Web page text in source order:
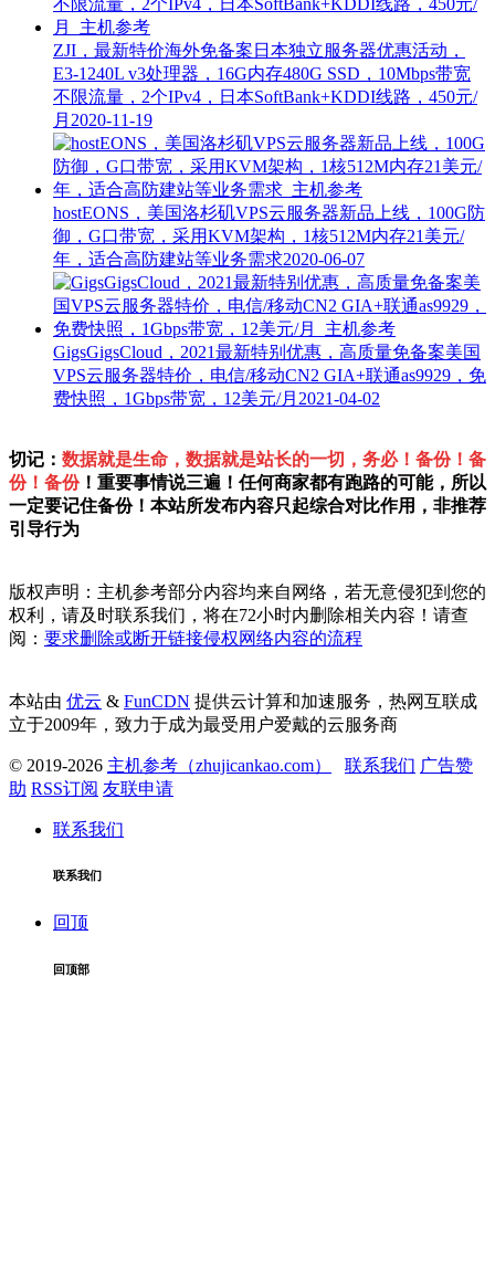
ZJI，最新特价海外免备案日本独立服务器优惠活动，
E3-1240L v3处理器，16G内存480G SSD，10Mbps带宽
不限流量，2个IPv4，日本SoftBank+KDDI线路，450元/
月 2020-11-19
hostEONS，美国洛杉矶VPS云服务器新品上线，100G防
御，G口带宽，采用KVM架构，1核512M内存21美元/
年，适合高防建站等业务需求2020-06-07
GigsGigsCloud，2021最新特别优惠，高质量免备案美国
VPS云服务器特价，电信/移动CN2 GIA+联通as9929，免
费快照，1Gbps带宽，12美元/月 2021-04-02
切记： 数据就是生命，数据就是站长的一切，务必！备份！备
份！备份！重要事情说三遍！任何商家都有跑路的可能，所以
一定要记住备份！本站所发布内容只起综合对比作用，非推荐
引导行为
版权声明：主机参考部分内容均来自网络，若无意侵犯到您的
权利，请及时联系我们，将在72小时内删除相关内容！请查
阅： 要求删除或断开链接侵权网络内容的流程
本站由 优云 & FunCDN 提供云计算和加速服务，热网互联成
立于2009年，致力于成为最受用户爱戴的云服务商
© 2019-2026 主机参考（zhujicankao.com） 联系我们 广告赞
助 RSS订阅 友联申请
联系我们
联系我们
回顶
回顶部